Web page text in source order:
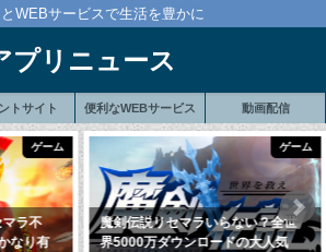
WEBサービスで生活を豊かに
プリニュース
トサイト 便利なWEBサービス 動画配信
ゲーム
説リセマラいらない？全世
万ダウンロードの大人気
親や祖父母にオ
ークくすりの窓口